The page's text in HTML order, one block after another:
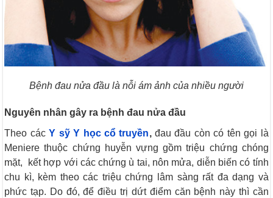
Bệnh đau nửa đầu là nỗi ám ảnh của nhiều người
Nguyên nhân gây ra bệnh đau nửa đầu
Theo các Y sỹ Y học cổ truyền, đau đầu còn có tên gọi là
Meniere thuộc chứng huyễn vựng gồm triệu chứng chóng
mặt, kết hợp với các chứng ù tai, nôn mửa, diễn biến có tính
chu kì, kèm theo các triệu chứng lâm sàng rất đa dạng và
phức tạp. Do đó, để điều trị dứt điểm căn bệnh này thì cần